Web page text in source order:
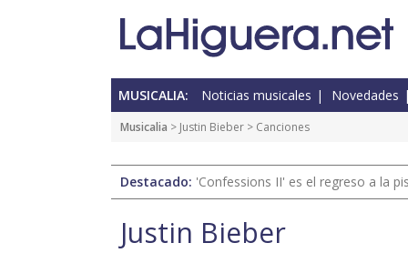
MUSICALIA: Noticias musicales Novedades
Musicalia > Justin Bieber > Canciones
Destacado: 'Confessions II' es el regreso a la
Justin Bieber